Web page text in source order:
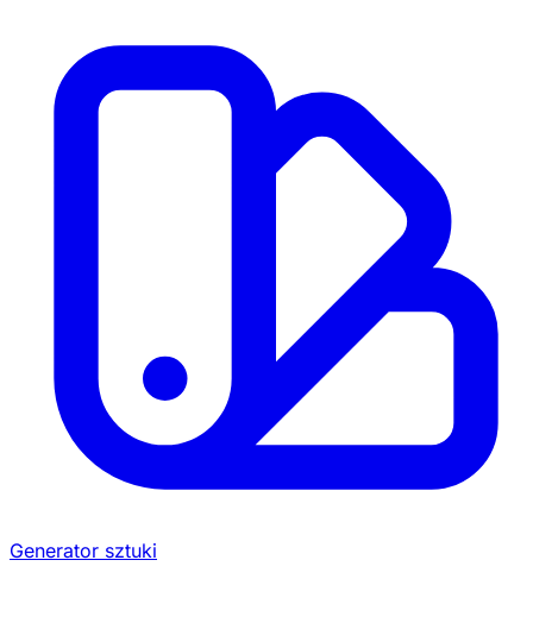
Generator sztuki